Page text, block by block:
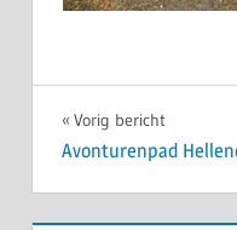
Bericht
navigatie
Vorig bericht
Avonturenpad